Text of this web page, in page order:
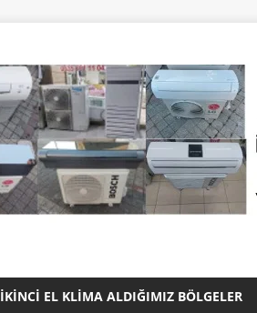
İKINCI EL KLIMA ALDIĞIMIZ BÖLGELER